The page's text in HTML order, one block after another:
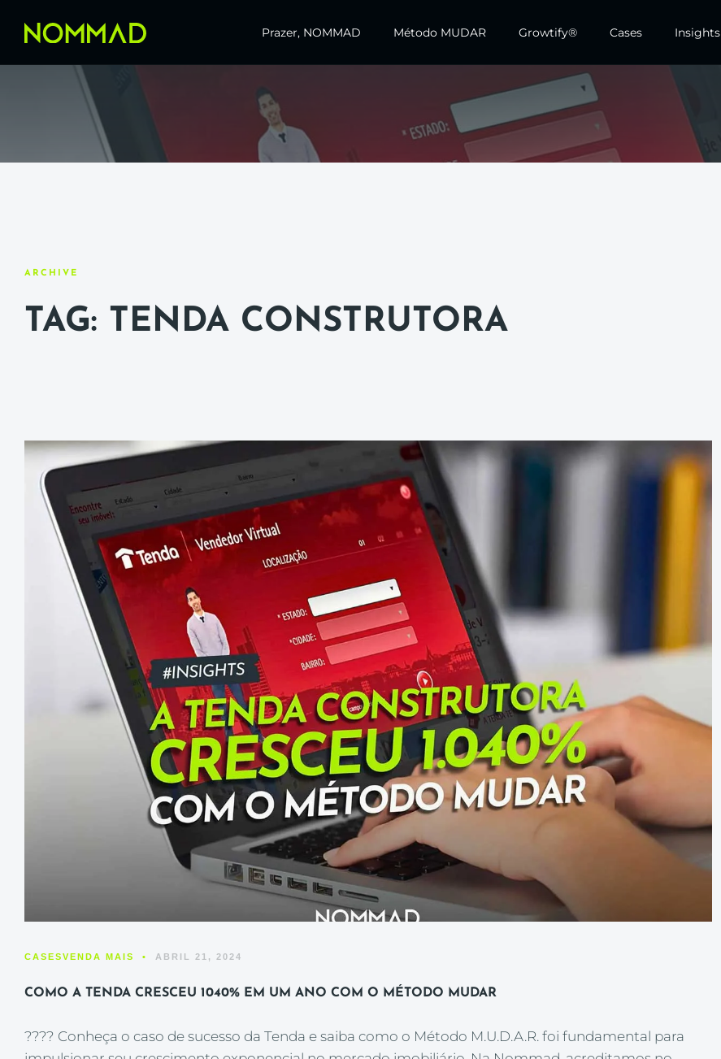
Prazer, NOMMAD Método MUDAR Growtify® Cases Insights
ARCHIVE
TAG: TENDA CONSTRUTORA
CASESVENDA MAIS • ABRIL 21, 2024
COMO A TENDA CRESCEU 1040% EM UM ANO COM O MÉTODO MUDAR
???? Conheça o caso de sucesso da Tenda e saiba como o Método M.U.D.A.R. foi fundamental para